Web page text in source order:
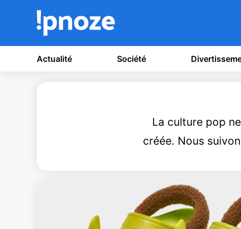
Actualité Société
La culture pop
créée. Nous